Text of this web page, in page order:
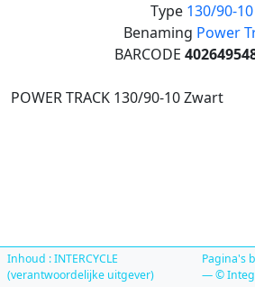
Type 130/90-10
Benaming Power
BARCODE
POWER TRACK 130/90-10 Zwart
Inhoud : INTERCYCLE
(verantwoordelijke uitgever)
Pagina's
— ©